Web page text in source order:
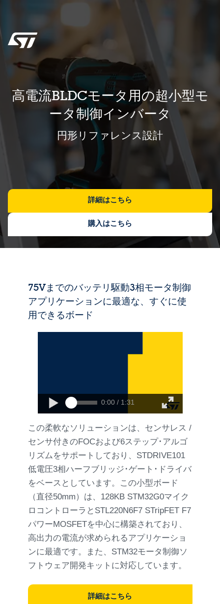
高電流BLDCモータ用の超小型モ
ータ制御インバータ
円形リファレンス設計
詳細はこちら
購入はこちら
75Vまでのバッテリ駆動3相モータ制御
アプリケーションに最適な、すぐに使
用できるボード
0:00 / 1:31
この柔軟なソリューションは、センサレス /
センサ付きのFOCおよび6ステップ･アルゴ
リズムをサポートしており、STDRIVE101
低電圧3相ハーフブリッジ･ゲート･ドライバ
をベースとしています。この小型ボード
（直径50mm）は、128KB STM32G0マイク
ロコントローラとSTL220N6F7 STripFET F7
パワーMOSFETを中心に構築されており、
高出力の電流が求められるアプリケーショ
ンに最適です。また、STM32モータ制御ソ
フトウェア開発キットに対応しています。
詳細はこちら